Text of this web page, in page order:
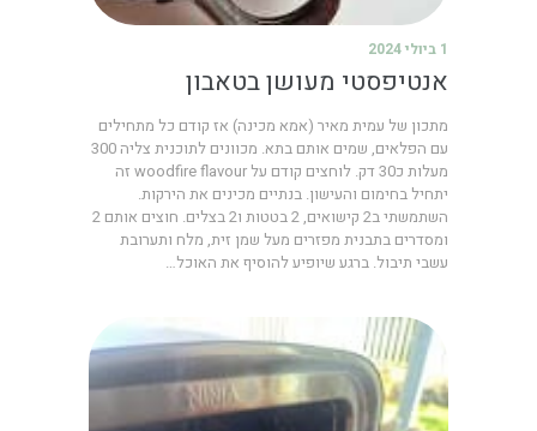
1 ביולי 2024
אנטיפסטי מעושן בטאבון
מתכון של עמית מאיר (אמא מכינה) אז קודם כל מתחילים
עם הפלאים, שמים אותם בתא. מכוונים לתוכנית צליה 300
מעלות כ30 דק. לוחצים קודם על woodfire flavour זה
יתחיל בחימום והעישון. בנתיים מכינים את הירקות.
השתמשתי ב2 קישואים, 2 בטטות ו2 בצלים. חוצים אותם 2
ומסדרים בתבנית מפזרים מעל שמן זית, מלח ותערובת
עשבי תיבול. ברגע שיופיע להוסיף את האוכל…